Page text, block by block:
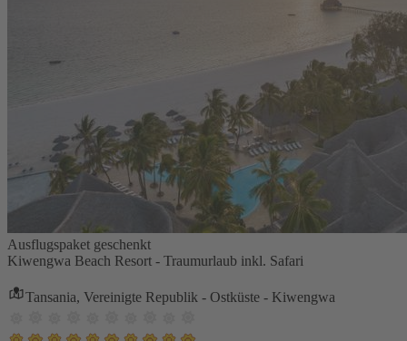
Ausflugspaket geschenkt
Kiwengwa Beach Resort - Traumurlaub inkl. Safari
Tansania, Vereinigte Republik - Ostküste - Kiwengwa